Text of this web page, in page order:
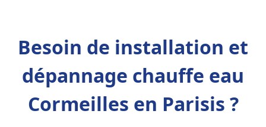
Besoin de installation et
dépannage chauffe eau
Cormeilles en Parisis ?